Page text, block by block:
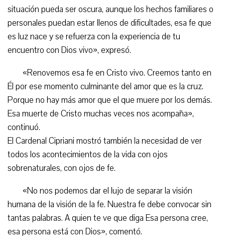
situación pueda ser oscura, aunque los hechos familiares o
personales puedan estar llenos de dificultades, esa fe que
es luz nace y se refuerza con la experiencia de tu
encuentro con Dios vivo», expresó.
«Renovemos esa fe en Cristo vivo. Creemos tanto en
Él por ese momento culminante del amor que es la cruz.
Porque no hay más amor que el que muere por los demás.
Esa muerte de Cristo muchas veces nos acompaña»,
continuó.
El Cardenal Cipriani mostró también la necesidad de ver
todos los acontecimientos de la vida con ojos
sobrenaturales, con ojos de fe.
«No nos podemos dar el lujo de separar la visión
humana de la visión de la fe. Nuestra fe debe convocar sin
tantas palabras. A quien te ve que diga Esa persona cree,
esa persona está con Dios», comentó.